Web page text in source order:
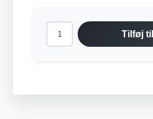
Tilføj